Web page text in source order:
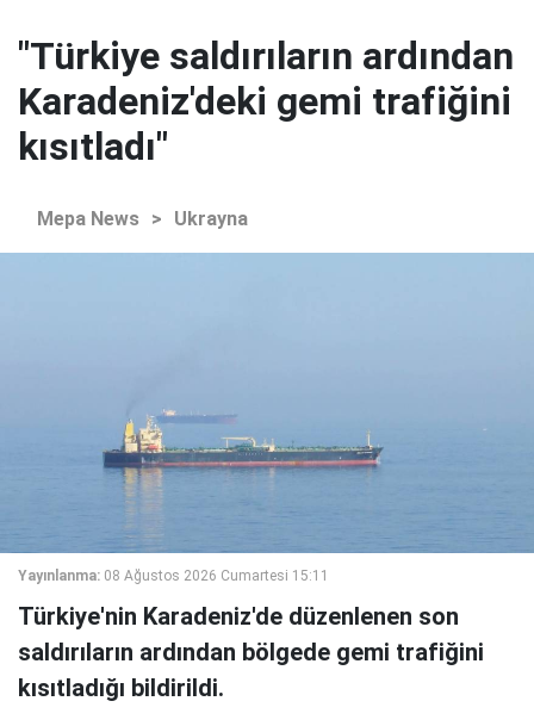
"Türkiye saldırıların ardından
Karadeniz'deki gemi trafiğini
kısıtladı"
Mepa News > Ukrayna
Yayınlanma: 08 Ağustos 2026 Cumartesi 15:11
Türkiye'nin Karadeniz'de düzenlenen son
saldırıların ardından bölgede gemi trafiğini
kısıtladığı bildirildi.